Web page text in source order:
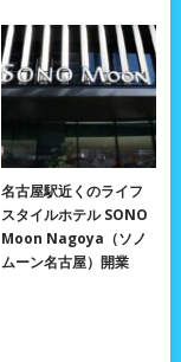
名古屋駅近くのライフ
スタイルホテル SONO
Moon Nagoya（ソノ
ムーン名古屋）開業